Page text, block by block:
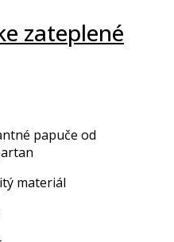
zateplené
papuče od
materiál